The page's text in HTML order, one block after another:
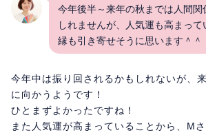
今年後半～来年の秋までは人間関
しれませんが、人気運も高まっ
縁も引き寄せそうに思います＾＾
今年中は振り回されるかもしれないが、
に向かうようです！
ひとまずよかったですね！
また人気運が高まっていることから、M